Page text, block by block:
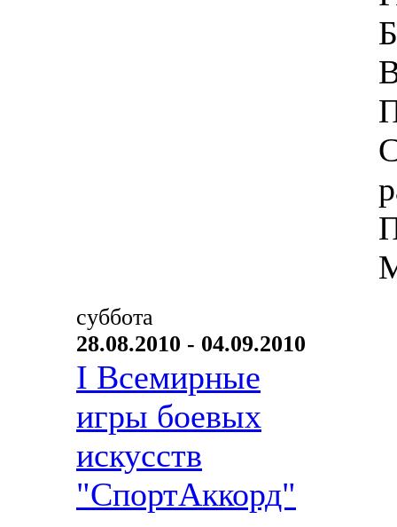
суббота
28.08.2010 - 04.09.2010
I Всемирные
игры боевых
искусств
"СпортАккорд"